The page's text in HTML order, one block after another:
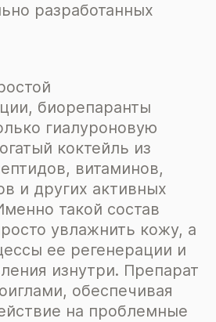
разработанных
биорепаранты
гиалуроновую
коктейль из
витаминов,
и других активных
такой состав
увлажнить кожу, а
ее регенерации и
изнутри. Препарат
обеспечивая
на проблемные